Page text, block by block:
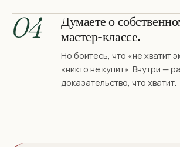
04
Думаете о
мастер-классе.
Но боитесь, что «не хватит
«никто не купит». Внутри —
доказательство, что хватит.